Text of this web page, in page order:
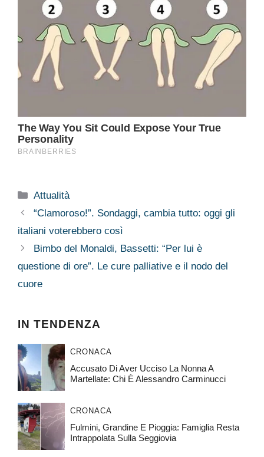
Categorie
Attualità
“Clamoroso!”. Sondaggi, cambia tutto: oggi gli
italiani voterebbero così
Bimbo del Monaldi, Bassetti: “Per lui è
questione di ore”. Le cure palliative e il nodo del
cuore
IN TENDENZA
CRONACA
Accusato Di Aver Ucciso La Nonna A
Martellate: Chi È Alessandro Carminucci
CRONACA
Fulmini, Grandine E Pioggia: Famiglia Resta
Intrappolata Sulla Seggiovia